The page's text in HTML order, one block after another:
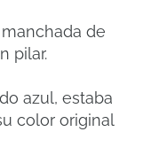
de
pilar.
azul, estaba
color original